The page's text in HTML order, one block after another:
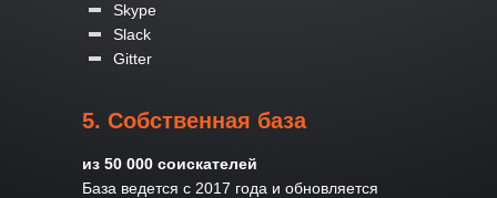
Skype
Slack
Gitter
5. Собственная база
из 50 000 соискателей
База ведется с 2017 года и обновляется